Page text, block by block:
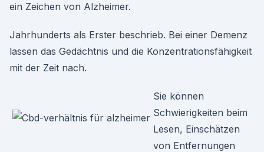
ein Zeichen von Alzheimer.
Jahrhunderts als Erster beschrieb. Bei einer Demenz
lassen das Gedächtnis und die Konzentrationsfähigkeit
mit der Zeit nach.
Sie können
Schwierigkeiten beim
Lesen, Einschätzen
von Entfernungen